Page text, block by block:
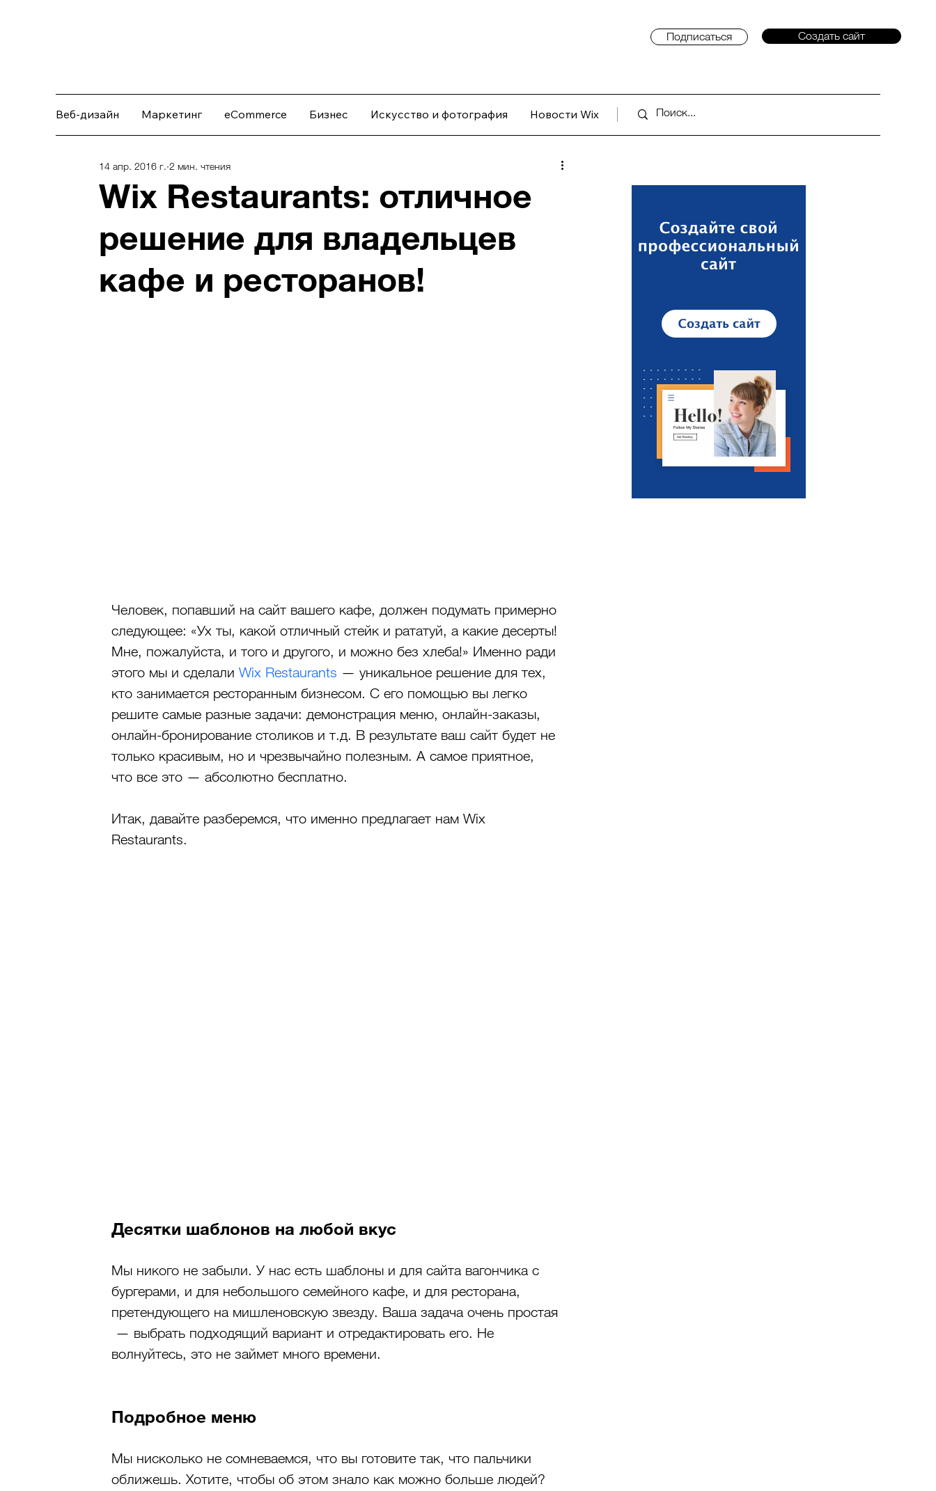
Подписаться Создать сайт
Веб-дизайн Маркетинг eCommerce Бизнес Искусство и фотография Новости Wix
Wix Restaurants: отличное
решение для владельцев
кафе и ресторанов!
14 апр. 2016 г. 2 мин. чтения
Человек, попавший на сайт вашего кафе, должен подумать примерно
следующее: «Ух ты, какой отличный стейк и рататуй, а какие десерты!
Мне, пожалуйста, и того и другого, и можно без хлеба!» Именно ради
этого мы и сделали Wix Restaurants — уникальное решение для тех,
кто занимается ресторанным бизнесом. С его помощью вы легко
решите самые разные задачи: демонстрация меню, онлайн-заказы,
онлайн-бронирование столиков и т.д. В результате ваш сайт будет не
только красивым, но и чрезвычайно полезным. А самое приятное,
что все это — абсолютно бесплатно.
Итак, давайте разберемся, что именно предлагает нам Wix
Restaurants.
Десятки шаблонов на любой вкус
Мы никого не забыли. У нас есть шаблоны и для сайта вагончика с
бургерами, и для небольшого семейного кафе, и для ресторана,
претендующего на мишленовскую звезду. Ваша задача очень простая
— выбрать подходящий вариант и отредактировать его. Не
волнуйтесь, это не займет много времени.
Подробное меню
Мы нисколько не сомневаемся, что вы готовите так, что пальчики
оближешь. Хотите, чтобы об этом знало как можно больше людей?